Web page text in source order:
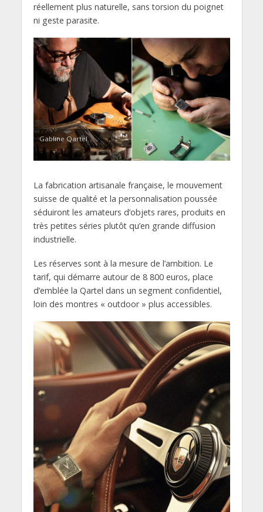
réellement plus naturelle, sans torsion du poignet
ni geste parasite.
Gabline Qartel
La fabrication artisanale française, le mouvement
suisse de qualité et la personnalisation poussée
séduiront les amateurs d’objets rares, produits en
très petites séries plutôt qu’en grande diffusion
industrielle.
Les réserves sont à la mesure de l’ambition. Le
tarif, qui démarre autour de 8 800 euros, place
d’emblée la Qartel dans un segment confidentiel,
loin des montres « outdoor » plus accessibles.